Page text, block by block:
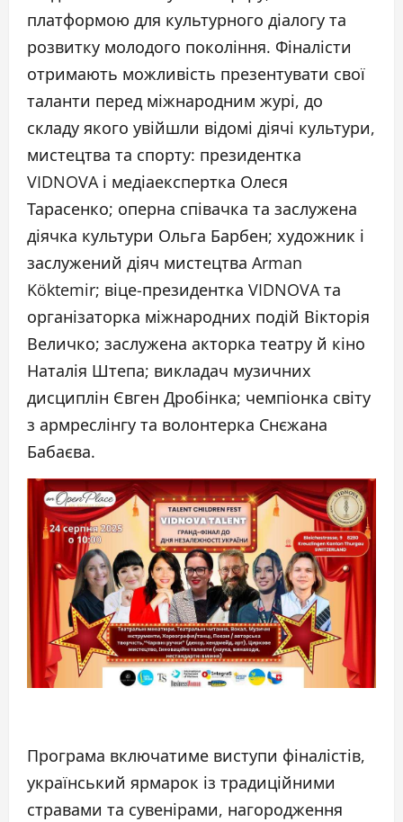
платформою для культурного діалогу та
розвитку молодого покоління. Фіналісти
отримають можливість презентувати свої
таланти перед міжнародним журі, до
складу якого увійшли відомі діячі культури,
мистецтва та спорту: президентка
VIDNOVA і медіаекспертка Олеся
Тарасенко; оперна співачка та заслужена
діячка культури Ольга Барбен; художник і
заслужений діяч мистецтва Arman
Köktemir; віце-президентка VIDNOVA та
організаторка міжнародних подій Вікторія
Величко; заслужена акторка театру й кіно
Наталія Штепа; викладач музичних
дисциплін Євген Дробінка; чемпіонка світу
з армреслінгу та волонтерка Снєжана
Бабаєва.
Програма включатиме виступи фіналістів,
український ярмарок із традиційними
стравами та сувенірами, нагородження